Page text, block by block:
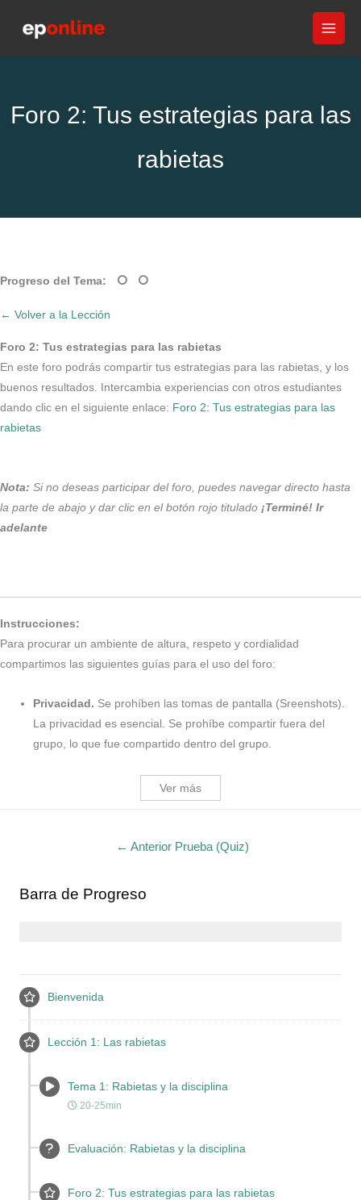
Foro 2: Tus estrategias para las
rabietas
Progreso del Tema:
← Volver a la Lección
Foro 2: Tus estrategias para las rabietas
En este foro podrás compartir tus estrategias para las rabietas, y los
buenos resultados. Intercambia experiencias con otros estudiantes
dando clic en el siguiente enlace: Foro 2: Tus estrategias para las
rabietas
Nota: Si no deseas participar del foro, puedes navegar directo hasta
la parte de abajo y dar clic en el botón rojo titulado ¡Terminé! Ir
adelante
Instrucciones:
Para procurar un ambiente de altura, respeto y cordialidad
compartimos las siguientes guías para el uso del foro:
Privacidad. Se prohíben las tomas de pantalla (Sreenshots).
La privacidad es esencial. Se prohíbe compartir fuera del
grupo, lo que fue compartido dentro del grupo.
Ver más
← Anterior Prueba (Quiz)
Barra de Progreso
Bienvenida
Lección 1: Las rabietas
Tema 1: Rabietas y la disciplina
20-25min
Evaluación: Rabietas y la disciplina
Foro 2: Tus estrategias para las rabietas